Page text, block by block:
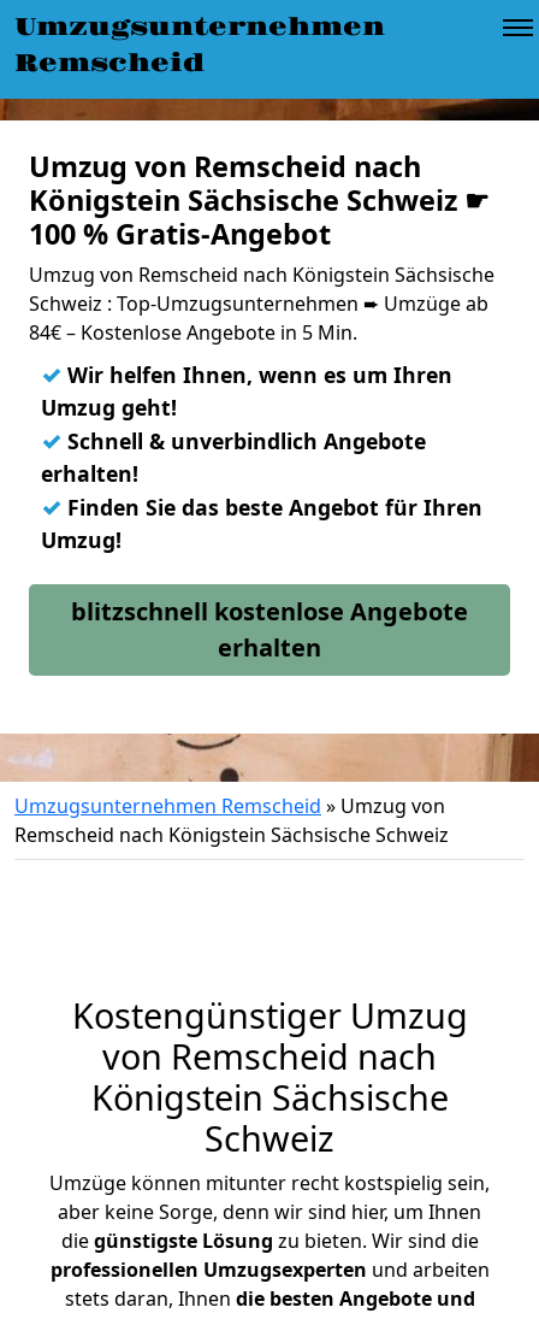
Umzugsunternehmen
Remscheid
Umzug von Remscheid nach
Königstein Sächsische Schweiz ☛
100 % Gratis-Angebot
Umzug von Remscheid nach Königstein Sächsische
Schweiz : Top-Umzugsunternehmen ➨ Umzüge ab
84€ – Kostenlose Angebote in 5 Min.
✓ Wir helfen Ihnen, wenn es um Ihren
Umzug geht!
✓ Schnell & unverbindlich Angebote
erhalten!
✓ Finden Sie das beste Angebot für Ihren
Umzug!
blitzschnell kostenlose Angebote
erhalten
Umzugsunternehmen Remscheid » Umzug von
Remscheid nach Königstein Sächsische Schweiz
Kostengünstiger Umzug
von Remscheid nach
Königstein Sächsische
Schweiz
Umzüge können mitunter recht kostspielig sein,
aber keine Sorge, denn wir sind hier, um Ihnen
diegünstigste Lösung zu bieten. Wir sind die
professionellen Umzugsexperten und arbeiten
stets daran, Ihnen die besten Angebote und